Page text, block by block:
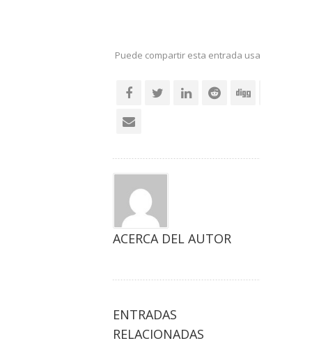
Puede compartir esta entrada usando sus
ACERCA DEL AUTOR
ENTRADAS
RELACIONADAS